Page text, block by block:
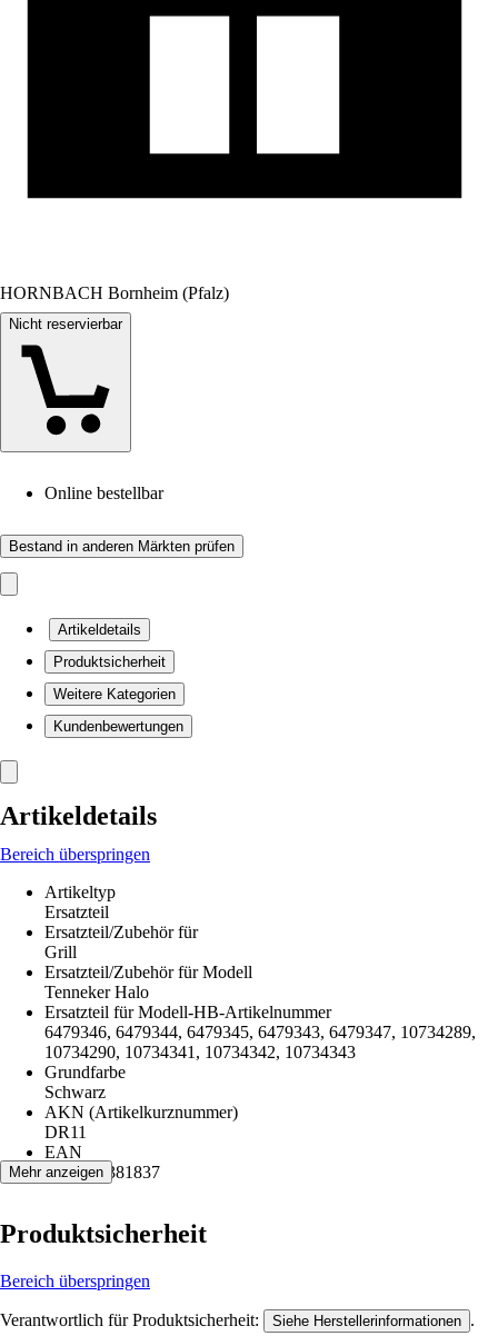
HORNBACH Bornheim (Pfalz)
Nicht reservierbar
Online bestellbar
Bestand in anderen Märkten prüfen
Artikeldetails
Produktsicherheit
Weitere Kategorien
Kundenbewertungen
Artikeldetails
Bereich überspringen
Artikeltyp
Ersatzteil
Ersatzteil/Zubehör für
Grill
Ersatzteil/Zubehör für Modell
Tenneker Halo
Ersatzteil für Modell-HB-Artikelnummer
6479346, 6479344, 6479345, 6479343, 6479347, 10734289,
10734290, 10734341, 10734342, 10734343
Grundfarbe
Schwarz
AKN (Artikelkurznummer)
DR11
EAN
4306517381837
Mehr anzeigen
Produktsicherheit
Bereich überspringen
Verantwortlich für Produktsicherheit: Siehe Herstellerinformationen .